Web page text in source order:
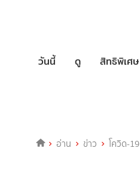
วันนี้ ดู สิทธิพิเศษ
อ่าน ข่าว โควิด-19